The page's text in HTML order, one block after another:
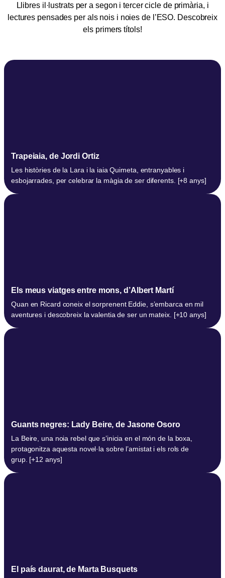
Llibres il·lustrats per a segon i tercer cicle de primària, i
lectures pensades per als nois i noies de l’ESO. Descobreix
els primers títols!
Trapeiaia, de Jordi Ortiz
Les històries de la Lara i la iaia Quimeta, entranyables i
esbojarrades, per celebrar la màgia de ser diferents. [+8 anys]
Els meus viatges entre mons, d’Albert Martí
Quan en Ricard coneix el sorprenent Eddie, s’embarca en mil
aventures i descobreix la valentia de ser un mateix. [+10 anys]
Guants negres: Lady Beire, de Jasone Osoro
La Beire, una noia rebel que s’inicia en el món de la boxa,
protagonitza aquesta novel·la sobre l’amistat i els rols de
grup. [+12 anys]
El país daurat, de Marta Busquets